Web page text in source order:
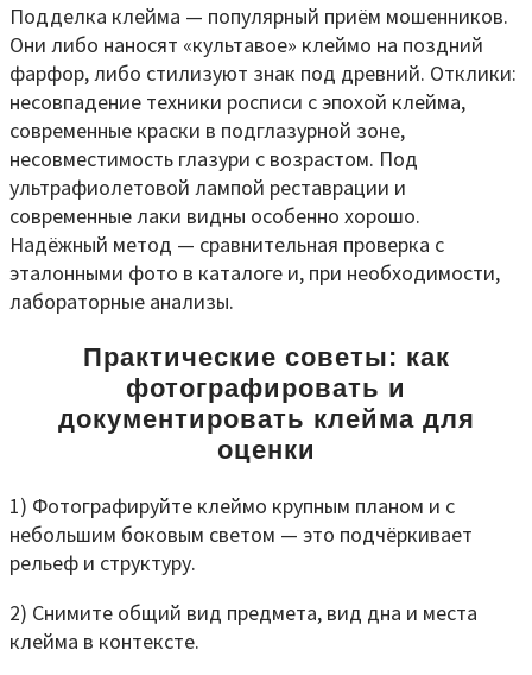
Подделка клейма — популярный приём мошенников.
Они либо наносят «культавое» клеймо на поздний
фарфор, либо стилизуют знак под древний. Отклики:
несовпадение техники росписи с эпохой клейма,
современные краски в подглазурной зоне,
несовместимость глазури с возрастом. Под
ультрафиолетовой лампой реставрации и
современные лаки видны особенно хорошо.
Надёжный метод — сравнительная проверка с
эталонными фото в каталоге и, при необходимости,
лабораторные анализы.
Практические советы: как
фотографировать и
документировать клейма для
оценки
1) Фотографируйте клеймо крупным планом и с
небольшим боковым светом — это подчёркивает
рельеф и структуру.
2) Снимите общий вид предмета, вид дна и места
клейма в контексте.